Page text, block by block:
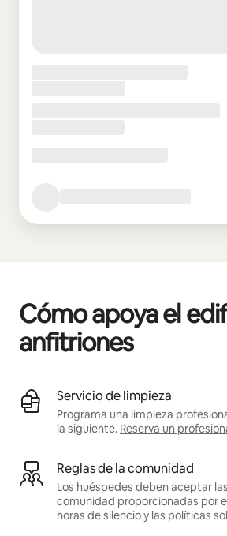
Cómo apoya el
anfitriones
Servicio de limpieza
Programa una limpieza
la siguiente. Reserva un
Reglas de la comunidad
Los huéspedes deben aceptar
comunidad proporcionadas por
horas de silencio y las políticas